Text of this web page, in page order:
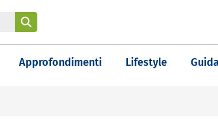
Approfondimenti Lifestyle